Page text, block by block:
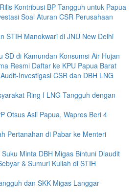
Kontribusi BP Tangguh untuk Papua
Soal Aturan CSR Perusahaan
STIH Manokwari di JNU New Delhi
SD di Kamundan Konsumsi Air Hujan
Resmi Daftar ke KPU Papua Barat
Investigasi CSR dan DBH LNG
Ring I LNG Tangguh dengan
Otsus Asli Papua, Wapres Beri 4
Pertanahan di Pabar ke Menteri
Minta DBH Migas Bintuni Diaudit
& Sumuri Kuliah di STIH
dan SKK Migas Langgar